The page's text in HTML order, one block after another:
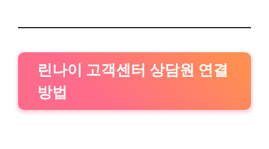
린나이 고객센터 상담원 연결
방법